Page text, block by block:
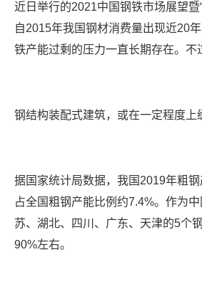
近日举行的2021中国钢铁市场展望
自2015年我国钢材消费量出现近20
铁产能过剩的压力一直长期存在。
钢结构装配式建筑，或在一定程度上
据国家统计局数据，我国2019年粗
占全国粗钢产能比例约7.4%。作为
苏、湖北、四川、广东、天津的5个
90%左右。